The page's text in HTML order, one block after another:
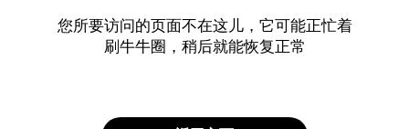
您所要访问的页面不在这儿，它可能正忙着
刷牛牛圈，稍后就能恢复正常